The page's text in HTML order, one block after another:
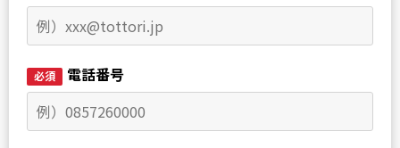
必須 電話番号